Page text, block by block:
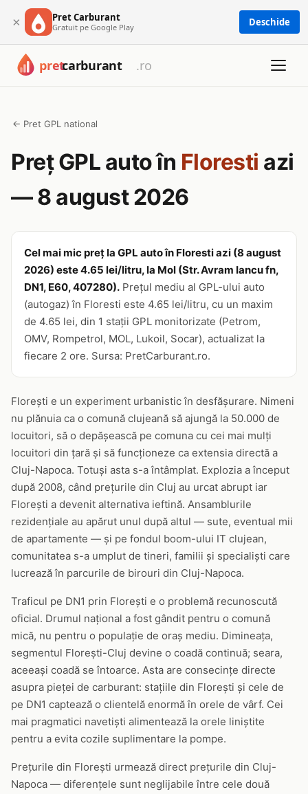
× Pret Carburant
Gratuit pe Google Play Deschide
← Pret GPL national
Preț GPL auto în Floresti azi
— 8 august 2026
Cel mai mic preț la GPL auto în Floresti azi (8 august
2026) este 4.65 lei/litru, la Mol (Str. Avram Iancu fn,
DN1, E60, 407280). Prețul mediu al GPL-ului auto
(autogaz) în Floresti este 4.65 lei/litru, cu un maxim
de 4.65 lei, din 1 stații GPL monitorizate (Petrom,
OMV, Rompetrol, MOL, Lukoil, Socar), actualizat la
fiecare 2 ore. Sursa: PretCarburant.ro.
Florești e un experiment urbanistic în desfășurare. Nimeni
nu plănuia ca o comună clujeană să ajungă la 50.000 de
locuitori, să o depășească pe comuna cu cei mai mulți
locuitori din țară și să funcționeze ca extensia directă a
Cluj-Napoca. Totuși asta s-a întâmplat. Explozia a început
după 2008, când prețurile din Cluj au urcat abrupt iar
Florești a devenit alternativa ieftină. Ansamblurile
rezidențiale au apărut unul după altul — sute, eventual mii
de apartamente — și pe fondul boom-ului IT clujean,
comunitatea s-a umplut de tineri, familii și specialiști care
lucrează în parcurile de birouri din Cluj-Napoca.
Traficul pe DN1 prin Florești e o problemă recunoscută
oficial. Drumul național a fost gândit pentru o comună
mică, nu pentru o populație de oraș mediu. Dimineața,
segmentul Florești-Cluj devine o coadă continuă; seara,
aceeași coadă se întoarce. Asta are consecințe directe
asupra pieței de carburant: stațiile din Florești și cele de
pe DN1 captează o clientelă enormă în orele de vârf. Cei
mai pragmatici navetiști alimentează la orele liniștite
pentru a evita cozile suplimentare la pompe.
Prețurile din Florești urmează direct prețurile din Cluj-
Napoca — diferențele sunt neglijabile între cele două